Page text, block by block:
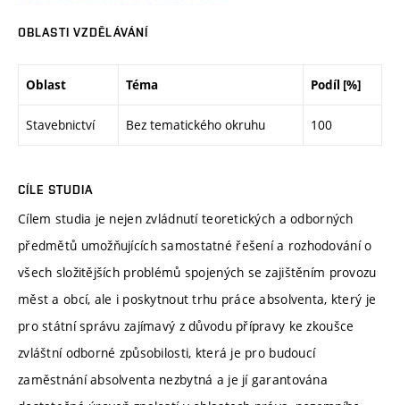
OBLASTI VZDĚLÁVÁNÍ
Oblast Téma Podíl [%]
Stavebnictví Bez tematického okruhu 100
CÍLE STUDIA
Cílem studia je nejen zvládnutí teoretických a odborných
předmětů umožňujících samostatné řešení a rozhodování o
všech složitějších problémů spojených se zajištěním provozu
měst a obcí, ale i poskytnout trhu práce absolventa, který je
pro státní správu zajímavý z důvodu přípravy ke zkoušce
zvláštní odborné způsobilosti, která je pro budoucí
zaměstnání absolventa nezbytná a je jí garantována